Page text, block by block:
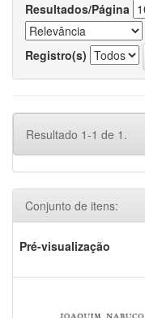
Resultados/Página
Registro(s)
Resultado 1-1 de 1.
Conjunto de itens:
Pré-visualização